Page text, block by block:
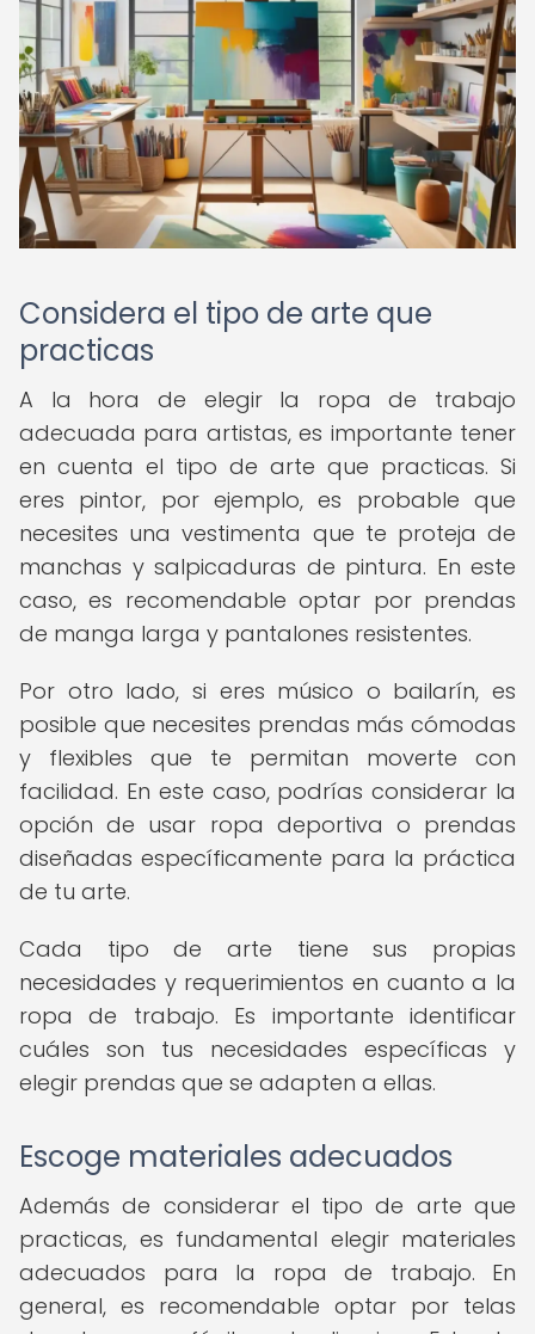
Considera el tipo de arte que
practicas
A la hora de elegir la ropa de trabajo
adecuada para artistas, es importante tener
en cuenta el tipo de arte que practicas. Si
eres pintor, por ejemplo, es probable que
necesites una vestimenta que te proteja de
manchas y salpicaduras de pintura. En este
caso, es recomendable optar por prendas
de manga larga y pantalones resistentes.
Por otro lado, si eres músico o bailarín, es
posible que necesites prendas más cómodas
y flexibles que te permitan moverte con
facilidad. En este caso, podrías considerar la
opción de usar ropa deportiva o prendas
diseñadas específicamente para la práctica
de tu arte.
Cada tipo de arte tiene sus propias
necesidades y requerimientos en cuanto a la
ropa de trabajo. Es importante identificar
cuáles son tus necesidades específicas y
elegir prendas que se adapten a ellas.
Escoge materiales adecuados
Además de considerar el tipo de arte que
practicas, es fundamental elegir materiales
adecuados para la ropa de trabajo. En
general, es recomendable optar por telas